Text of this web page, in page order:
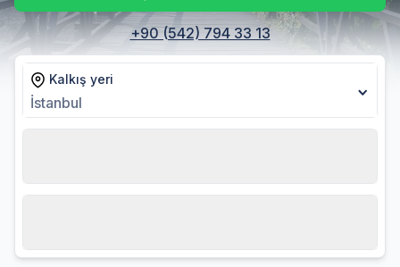
+90 (542) 794 33 13
Kalkış yeri
İstanbul